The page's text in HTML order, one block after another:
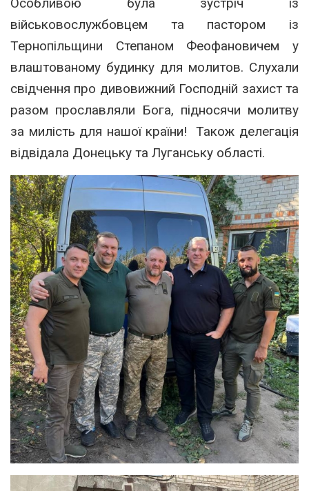
Особливою була зустріч із
військовослужбовцем та пастором із
Тернопільщини Степаном Феофановичем у
влаштованому будинку для молитов. Слухали
свідчення про дивовижний Господній захист та
разом прославляли Бога, підносячи молитву
за милість для нашої країни! Також делегація
відвідала Донецьку та Луганську області.